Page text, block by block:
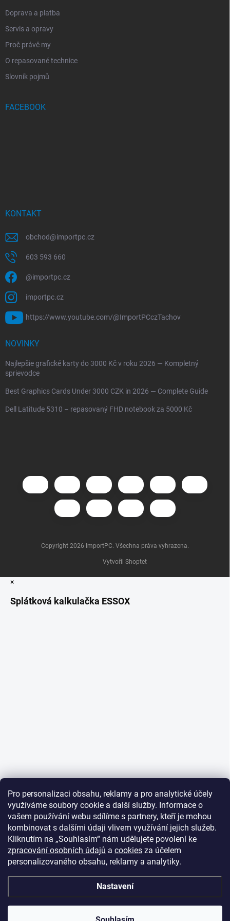
Pro personalizaci obsahu, reklamy a pro analytické účely
využíváme soubory cookie a další služby. Informace o
vašem používání webu sdílíme s partnery, kteří je mohou
kombinovat s dalšími údaji vlivem využívání jejich služeb.
Kliknutím na „Souhlasím“ nám udělujete povolení ke
zpracování osobních údajů a cookies za účelem
personalizovaného obsahu, reklamy a analytiky.
Nastavení
Doprava a platba
Servis a opravy
Proč právě my
O repasované technice
Slovník pojmů
FACEBOOK
KONTAKT
obchod@importpc.cz
603 593 660
@importpc.cz
importpc.cz
https://www.youtube.com/@ImportPCczTachov
NOVINKY
Najlepšie grafické karty do 3000 Kč v roku 2026 — Kompletný
sprievodce
Best Graphics Cards Under 3000 CZK in 2026 — Complete Guide
Dell Latitude 5310 – repasovaný FHD notebook za 5000 Kč
Vytvořil Shoptet
Copyright 2026 ImportPC. Všechna práva vyhrazena.
×
Splátková kalkulačka ESSOX